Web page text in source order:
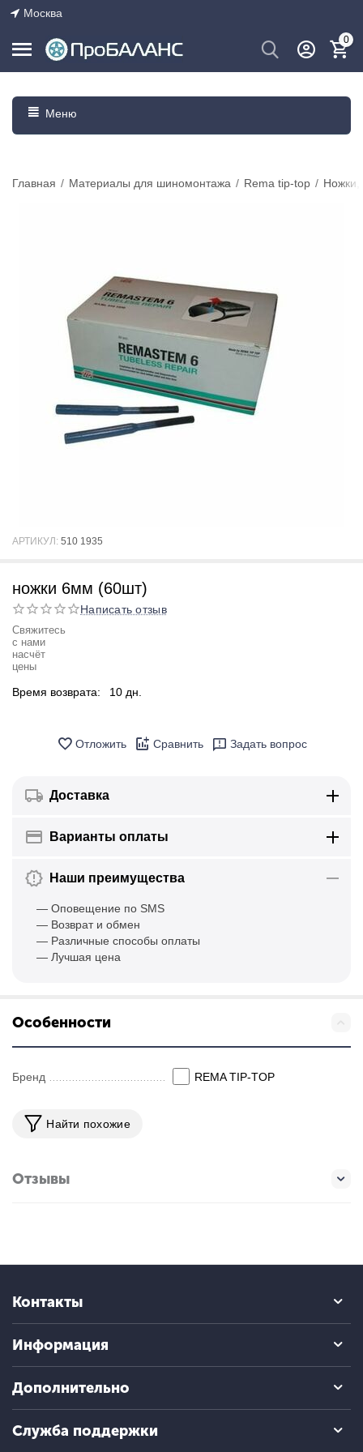
Москва
0
Меню
Главная / Материалы для шиномонтажа / Rema tip-top / Ножки,
АРТИКУЛ: 510 1935
ножки 6мм (60шт)
Написать отзыв
Свяжитесь
с нами
насчёт
цены
Время возврата: 10 дн.
Отложить Сравнить Задать вопрос
Доставка
Варианты оплаты
Наши преимущества
— Оповещение по SMS
— Возврат и обмен
— Различные способы оплаты
— Лучшая цена
Особенности
Бренд REMA TIP-TOP
Найти похожие
Отзывы
Контакты
Информация
Дополнительно
Служба поддержки